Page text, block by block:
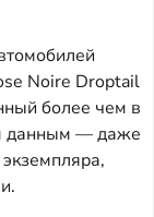
Noire Droptail
более чем в
данным — даже